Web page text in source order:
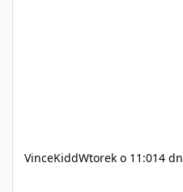
VinceKiddWtorek o 11:014 dn